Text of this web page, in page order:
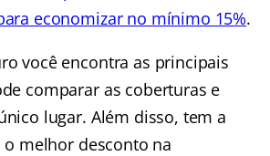
economizar no mínimo 15%.
você encontra as principais
comparar as coberturas e
lugar. Além disso, tem a
o melhor desconto na